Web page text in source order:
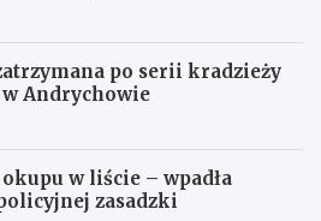
po serii kradzieży
Andrychowie
okupu w liście – wpadła
zasadzki